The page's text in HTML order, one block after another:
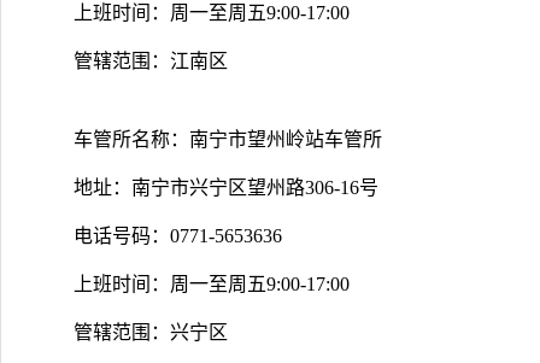
上班时间：周一至周五9:00-17:00
管辖范围：江南区
车管所名称：南宁市望州岭站车管所
地址：南宁市兴宁区望州路306-16号
电话号码：0771-5653636
上班时间：周一至周五9:00-17:00
管辖范围：兴宁区